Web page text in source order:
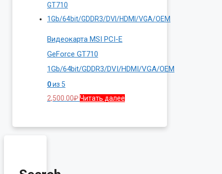
Видеокарта MSI PCI-E
GeForce GT710
1Gb/64bit/GDDR3/DVI/HDMI/VGA/OEM
0из 5
2,500.00₽Читать далее